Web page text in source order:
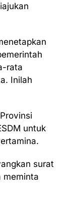
rata
Inilah
untuk
surat
meminta